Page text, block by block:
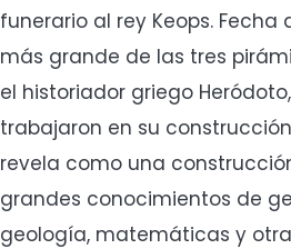
funerario al rey Keops. Fecha
más grande de las tres
el historiador griego
trabajaron en su
revela como una
grandes conocimientos de
geología, matemáticas y